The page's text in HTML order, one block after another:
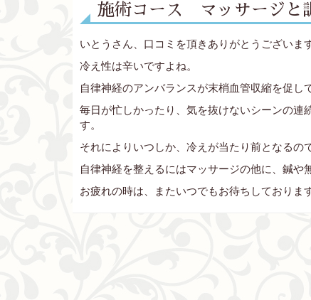
施術コース マッサージと
いとうさん、口コミを頂きありがとうございます
冷え性は辛いですよね。
自律神経のアンバランスが末梢血管収縮を促し
毎日が忙しかったり、気を抜けないシーンの連
す。
それによりいつしか、冷えが当たり前となるので
自律神経を整えるにはマッサージの他に、鍼や
お疲れの時は、またいつでもお待ちしております